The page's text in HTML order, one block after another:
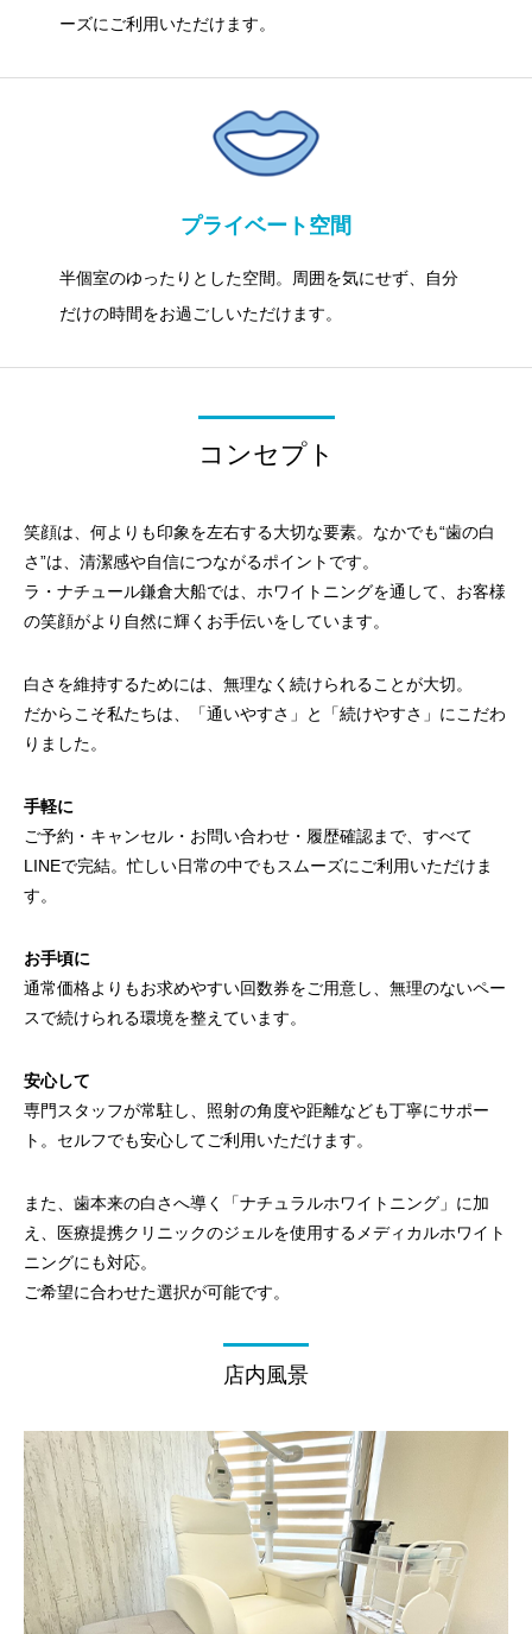
ーズにご利用いただけます。
プライベート空間
半個室のゆったりとした空間。周囲を気にせず、自分
だけの時間をお過ごしいただけます。
コンセプト
笑顔は、何よりも印象を左右する大切な要素。なかでも“歯の白
さ”は、清潔感や自信につながるポイントです。
ラ・ナチュール鎌倉大船では、ホワイトニングを通して、お客様
の笑顔がより自然に輝くお手伝いをしています。
白さを維持するためには、無理なく続けられることが大切。
だからこそ私たちは、「通いやすさ」と「続けやすさ」にこだわ
りました。
手軽に
ご予約・キャンセル・お問い合わせ・履歴確認まで、すべて
LINEで完結。忙しい日常の中でもスムーズにご利用いただけま
す。
お手頃に
通常価格よりもお求めやすい回数券をご用意し、無理のないペー
スで続けられる環境を整えています。
安心して
専門スタッフが常駐し、照射の角度や距離なども丁寧にサポー
ト。セルフでも安心してご利用いただけます。
また、歯本来の白さへ導く「ナチュラルホワイトニング」に加
え、医療提携クリニックのジェルを使用する メディカルホワイト
ニングにも対応。
ご希望に合わせた選択が可能です。
店内風景